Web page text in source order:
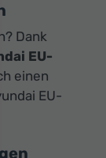
Dank
EU-
einen
EU-